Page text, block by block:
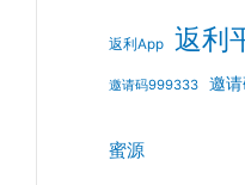
返利App 返利
邀请码999333 邀
蜜源